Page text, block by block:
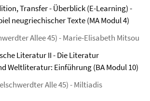
Transfer - Überblick (E-Learning) -
neugriechischer Texte (MA Modul 4)
Allee 45) - Marie-Elisabeth Mitsou
Literatur II - Die Literatur
Weltliteratur: Einführung (BA Modul 10)
Alle 45) - Miltiadis